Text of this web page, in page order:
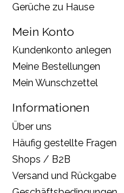
Gerüche zu Hause
Mein Konto
Kundenkonto anlegen
Meine Bestellungen
Mein Wunschzettel
Informationen
Über uns
Häufig gestellte Fragen
Shops / B2B
Versand und Rückgabe